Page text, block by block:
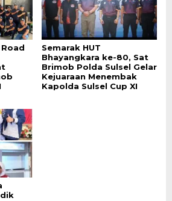
Semarak HUT
Bhayangkara ke-80, Sat
Brimob Polda Sulsel Gelar
Kejuaraan Menembak
Kapolda Sulsel Cup XI